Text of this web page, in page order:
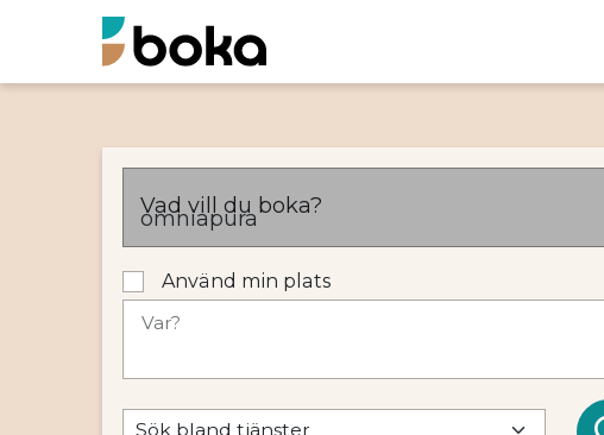
Vad vill du boka?
Använd min plats
Var?